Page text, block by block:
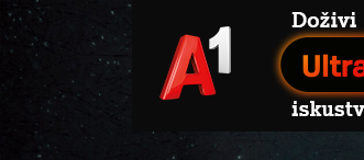
Skip
to
content